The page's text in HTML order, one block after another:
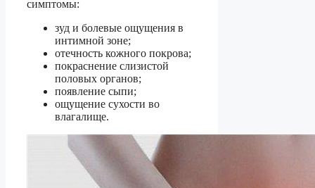
симптомы:
зуд и болевые ощущения в
интимной зоне;
отечность кожного покрова;
покраснение слизистой
половых органов;
появление сыпи;
ощущение сухости во
влагалище.